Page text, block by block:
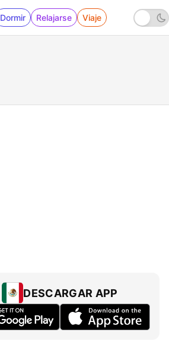
Dormir Relajarse Viaje
DESCARGAR APP